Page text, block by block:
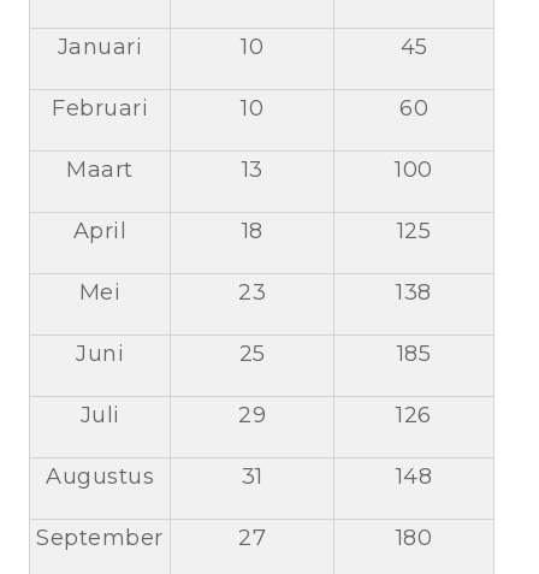
Januari 10 45
Februari 10 60
Maart 13 100
April 18 125
Mei 23 138
Juni 25 185
Juli 29 126
Augustus 31 148
September 27 180